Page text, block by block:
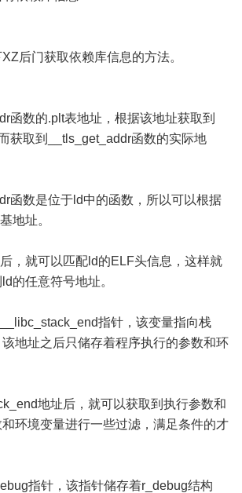
后门获取依赖库信息的方法。
函数的.plt表地址，根据该地址获取到
获取到__tls_get_addr函数的实际地
函数是位于ld中的函数，所以可以根据
地址。
，就可以匹配ld的ELF头信息，这样就
的任意符号地址。
指针，该变量指向栈
地址之后只储存着程序执行的参数和环
地址后，就可以获取到执行参数和
环境变量进行一些过滤，满足条件的才
指针，该指针储存着r_debug结构